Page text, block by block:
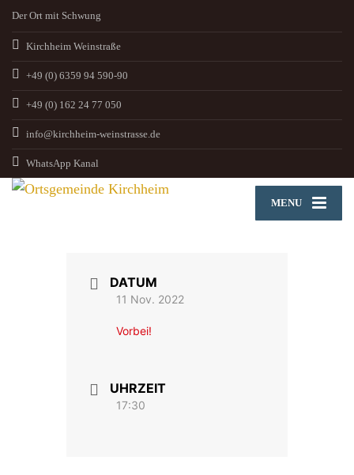
Der Ort mit Schwung
Kirchheim Weinstraße
+49 (0) 6359 94 590-90
+49 (0) 162 24 77 050
info@kirchheim-weinstrasse.de
WhatsApp Kanal
MENU
DATUM
11 Nov. 2022
Vorbei!
UHRZEIT
17:30